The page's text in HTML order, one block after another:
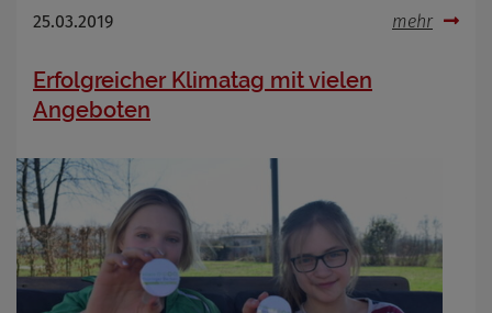
25.03.2019 mehr
Erfolgreicher Klimatag mit vielen
Angeboten